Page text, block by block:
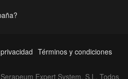
Términos y condiciones
Expert System, S.L. Todos